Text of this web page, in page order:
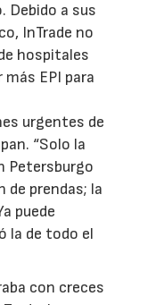
Debido a sus
InTrade no
hospitales
EPI para
urgentes de
“Solo la
Petersburgo
de prendas; la
puede
la de todo el
con creces